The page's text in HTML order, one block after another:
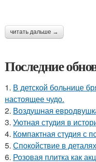
читать дальше →
Последние
1. В детской больнице
настоящее чудо.
2. Воздушная
3. Уютная студия в
4. Компактная студия с
5. Спокойствие в
6. Розовая плитка как